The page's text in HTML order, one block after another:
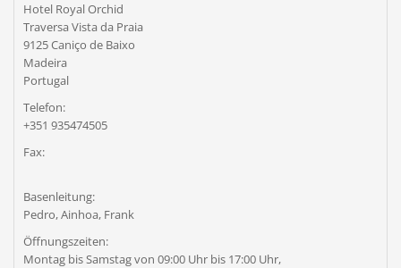
Hotel Royal Orchid
Traversa Vista da Praia
9125 Caniço de Baixo
Madeira
Portugal
Telefon:
+351 935474505
Fax:
Basenleitung:
Pedro, Ainhoa, Frank
Öffnungszeiten:
Montag bis Samstag von 09:00 Uhr bis 17:00 Uhr,